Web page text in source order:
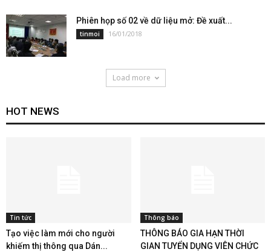
Phiên họp số 02 về dữ liệu mở: Đề xuất...
tinmoi 16/01/2018
Load more
HOT NEWS
Tin tức
Tạo việc làm mới cho người
khiếm thị thông qua Dán...
Thông báo
THÔNG BÁO GIA HẠN THỜI
GIAN TUYỂN DỤNG VIÊN CHỨC